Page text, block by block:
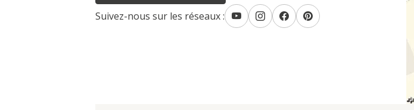
Suivez-nous sur les réseaux :